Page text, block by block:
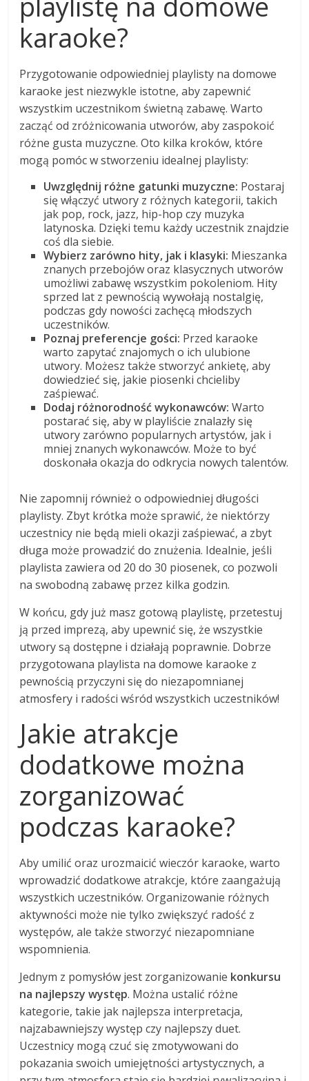
karaoke?
Przygotowanie odpowiedniej playlisty na domowe
karaoke jest niezwykle istotne, aby zapewnić
wszystkim uczestnikom świetną zabawę. Warto
zacząć od zróżnicowania utworów, aby zaspokoić
różne gusta muzyczne. Oto kilka kroków, które
mogą pomóc w stworzeniu idealnej playlisty:
Uwzględnij różne gatunki muzyczne: Postaraj
się włączyć utwory z różnych kategorii, takich
jak pop, rock, jazz, hip-hop czy muzyka
latynoska. Dzięki temu każdy uczestnik znajdzie
coś dla siebie.
Wybierz zarówno hity, jak i klasyki: Mieszanka
znanych przebojów oraz klasycznych utworów
umożliwi zabawę wszystkim pokoleniom. Hity
sprzed lat z pewnością wywołają nostalgię,
podczas gdy nowości zachęcą młodszych
uczestników.
Poznaj preferencje gości: Przed karaoke
warto zapytać znajomych o ich ulubione
utwory. Możesz także stworzyć ankietę, aby
dowiedzieć się, jakie piosenki chcieliby
zaśpiewać.
Dodaj różnorodność wykonawców: Warto
postarać się, aby w playliście znalazły się
utwory zarówno popularnych artystów, jak i
mniej znanych wykonawców. Może to być
doskonała okazja do odkrycia nowych talentów.
Nie zapomnij również o odpowiedniej długości
playlisty. Zbyt krótka może sprawić, że niektórzy
uczestnicy nie będą mieli okazji zaśpiewać, a zbyt
długa może prowadzić do znużenia. Idealnie, jeśli
playlista zawiera od 20 do 30 piosenek, co pozwoli
na swobodną zabawę przez kilka godzin.
W końcu, gdy już masz gotową playlistę, przetestuj
ją przed imprezą, aby upewnić się, że wszystkie
utwory są dostępne i działają poprawnie. Dobrze
przygotowana playlista na domowe karaoke z
pewnością przyczyni się do niezapomnianej
atmosfery i radości wśród wszystkich uczestników!
Jakie atrakcje
dodatkowe można
zorganizować
podczas karaoke?
Aby umilić oraz urozmaicić wieczór karaoke, warto
wprowadzić dodatkowe atrakcje, które zaangażują
wszystkich uczestników. Organizowanie różnych
aktywności może nie tylko zwiększyć radość z
występów, ale także stworzyć niezapomniane
wspomnienia.
Jednym z pomysłów jest zorganizowanie konkursu
na najlepszy występ. Można ustalić różne
kategorie, takie jak najlepsza interpretacja,
najzabawniejszy występ czy najlepszy duet.
Uczestnicy mogą czuć się zmotywowani do
pokazania swoich umiejętności artystycznych, a